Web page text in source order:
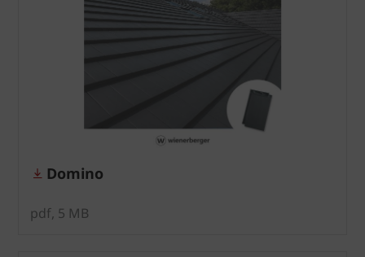
Domino
pdf, 5 MB